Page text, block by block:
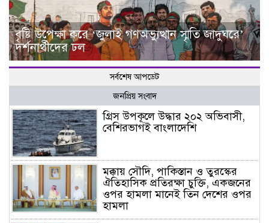
বৃষ্টি উপেক্ষা করে ‘জুলাই গণঅভ্যুত্থান স্মৃতি জাদুঘরে’
দর্শনার্থীদের ঢল
সর্বশেষ আপডেট
জনপ্রিয় সংবাদ
গ্রিস উপকূলে উদ্ধার ২০২ অভিবাসী,
বেশিরভাগই বাংলাদেশি
মক্কায় সৌদি, পাকিস্তান ও তুরস্কের
ঐতিহাসিক প্রতিরক্ষা চুক্তি, একজনের
ওপর হামলা মানেই তিন দেশের ওপর
হামলা